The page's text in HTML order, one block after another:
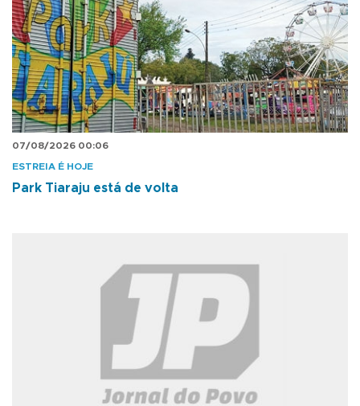
07/08/2026 00:06
ESTREIA É HOJE
Park Tiaraju está de volta